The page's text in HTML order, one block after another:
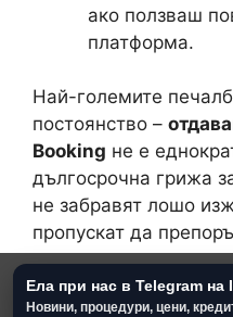
ако ползваш
платформа.
Най-големите
постоянство –
Booking не е
дългосрочна грижа
не забравят лошо
пропускат да
Ако подхождаш
Ела при нас в Telegram на
Новини, процедури, цени,